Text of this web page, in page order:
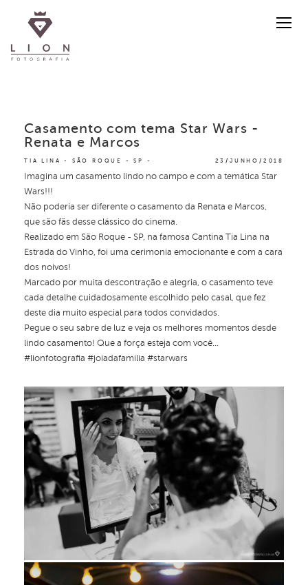
TIA LINA - SÃO ROQUE - SP 23/JUNHO/2018
Casamento com tema Star Wars -
Renata e Marcos
Imagina um casamento lindo no campo e com a temática Star
Wars!!!
Não poderia ser diferente o casamento da Renata e Marcos,
que são fãs desse clássico do cinema.
Realizado em São Roque - SP, na famosa Cantina Tia Lina na
Estrada do Vinho, foi uma cerimonia emocionante e com a cara
dos noivos!
Marcado por muita descontração e alegria, o casamento teve
cada detalhe cuidadosamente escolhido pelo casal, que fez
deste dia muito especial para todos convidados.
Pegue o seu sabre de luz e veja os melhores momentos desde
lindo casamento! Que a força esteja com você...
#lionfotografia #joiadafamilia #starwars